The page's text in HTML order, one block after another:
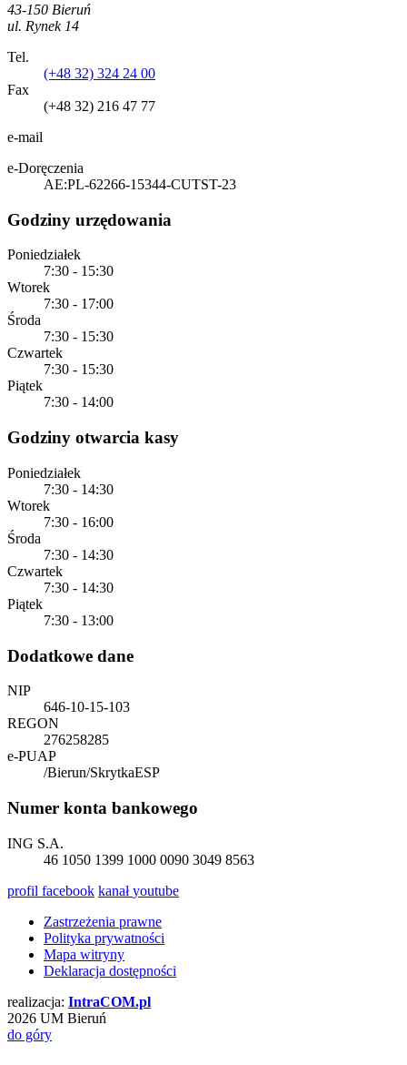
43-150 Bieruń
ul. Rynek 14
Tel.
(+48 32) 324 24 00
Fax
(+48 32) 216 47 77
e-mail
e-Doręczenia
AE:PL-62266-15344-CUTST-23
Godziny urzędowania
Poniedziałek
7:30 - 15:30
Wtorek
7:30 - 17:00
Środa
7:30 - 15:30
Czwartek
7:30 - 15:30
Piątek
7:30 - 14:00
Godziny otwarcia kasy
Poniedziałek
7:30 - 14:30
Wtorek
7:30 - 16:00
Środa
7:30 - 14:30
Czwartek
7:30 - 14:30
Piątek
7:30 - 13:00
Dodatkowe dane
NIP
646-10-15-103
REGON
276258285
e-PUAP
/Bierun/SkrytkaESP
Numer konta bankowego
ING S.A.
46 1050 1399 1000 0090 3049 8563
profil facebook kanałyoutube
Zastrzeżenia prawne
Polityka prywatności
Mapa witryny
Deklaracja dostępności
realizacja: IntraCOM.pl
2026 UM Bieruń
do góry